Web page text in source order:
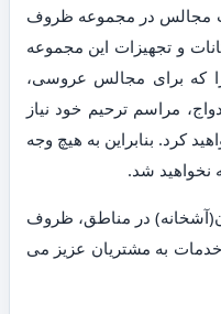
مجالس در مجموعه ظروف
و تجهیزات این مجموعه
که برای مجالس عروسی،
مراسم ترحیم خود نیاز
کرد. بنابراین به هیچ وجه
نخواهید شد.
در مناطق، ظروف
خدمات به مشتریان عزیز می